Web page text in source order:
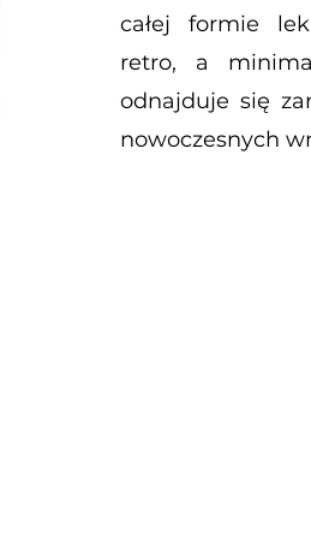
całej formie
retro, a
odnajduje się
nowoczesnych